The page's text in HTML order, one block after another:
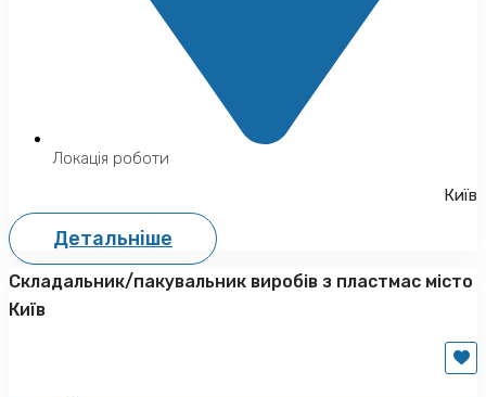
Локація роботи
Київ
Детальніше
Складальник/пакувальник виробів з пластмас місто
Київ